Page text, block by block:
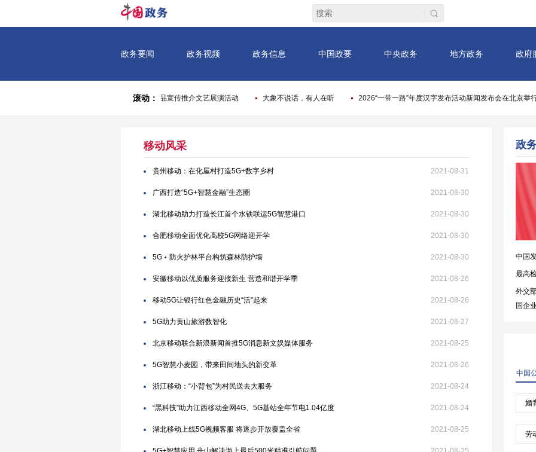
移动风采
贵州移动：在化屋村打造5G+数字乡村 2021-08-31
广西打造“5G+智慧金融”生态圈 2021-08-30
湖北移动助力打造长江首个水铁联运5G智慧港口 2021-08-30
合肥移动全面优化高校5G网络迎开学 2021-08-30
5G﹢防火护林平台构筑森林防护墙 2021-08-30
安徽移动以优质服务迎接新生 营造和谐开学季 2021-08-26
移动5G让银行红色金融历史“活”起来 2021-08-26
5G助力黄山旅游数智化 2021-08-27
北京移动联合新浪新闻首推5G消息新文娱媒体服务 2021-08-25
5G智慧小麦园，带来田间地头的新变革 2021-08-26
浙江移动：“小背包”为村民送去大服务 2021-08-24
“黑科技”助力江西移动全网4G、5G基站全年节电1.04亿度 2021-08-24
湖北移动上线5G视频客服 将逐步开放覆盖全省 2021-08-25